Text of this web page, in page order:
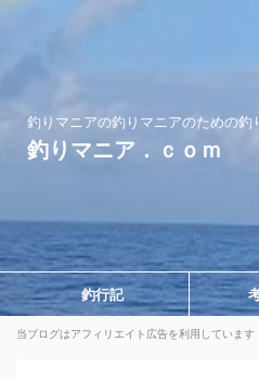
釣りマニアの釣りマニアのための釣
釣りマニア．ｃｏｍ
釣行記
当ブログはアフィリエイト広告を利用しています